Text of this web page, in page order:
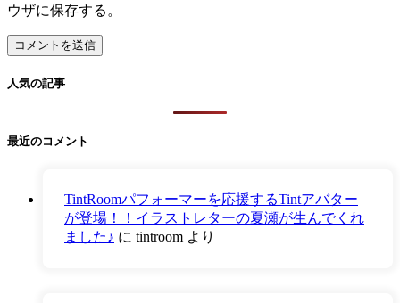
ウザに保存する。
人気の記事
最近のコメント
TintRoomパフォーマーを応援するTintアバター
が登場！！イラストレターの夏瀬が生んでくれ
ました♪ に tintroom より